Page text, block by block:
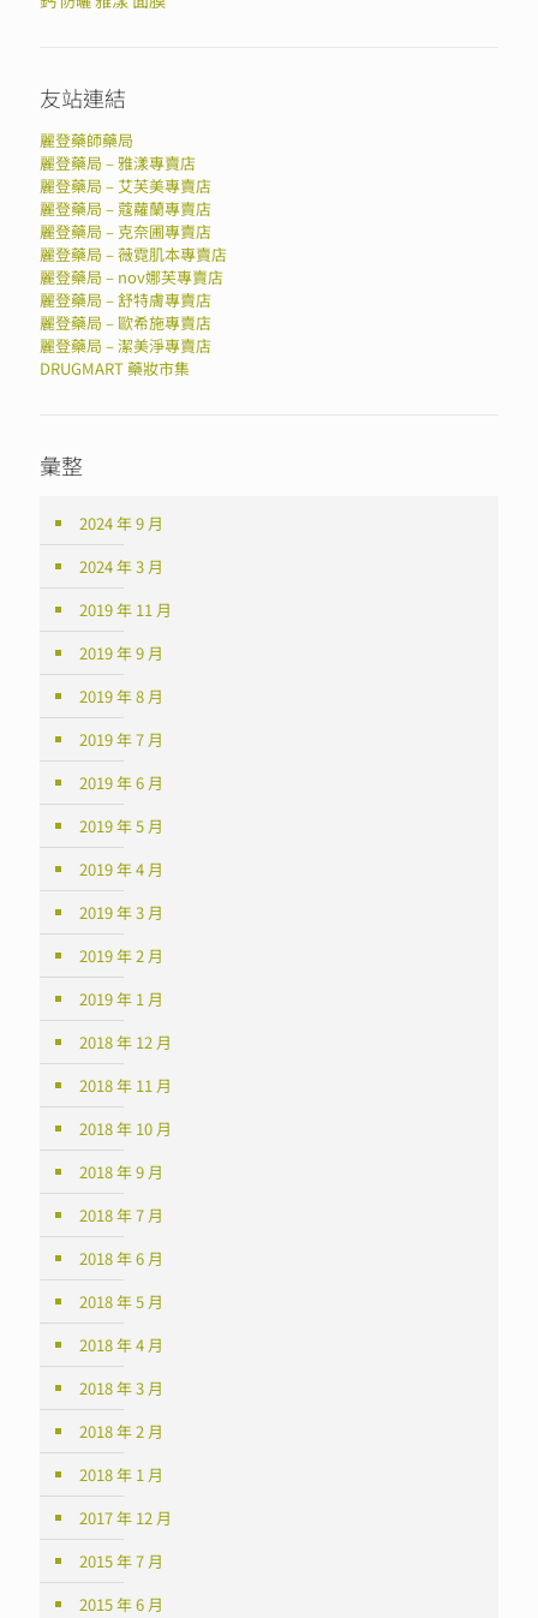
友站連結
麗登藥師藥局
麗登藥局 – 雅漾專賣店
麗登藥局 – 艾芙美專賣店
麗登藥局 – 蔻蘿蘭專賣店
麗登藥局 – 克奈圃專賣店
麗登藥局 – 薇霓肌本專賣店
麗登藥局 – nov娜芙專賣店
麗登藥局 – 舒特膚專賣店
麗登藥局 – 歐希施專賣店
麗登藥局 – 潔美淨專賣店
DRUGMART 藥妝市集
彙整
2024 年 9 月
2024 年 3 月
2019 年 11 月
2019 年 9 月
2019 年 8 月
2019 年 7 月
2019 年 6 月
2019 年 5 月
2019 年 4 月
2019 年 3 月
2019 年 2 月
2019 年 1 月
2018 年 12 月
2018 年 11 月
2018 年 10 月
2018 年 9 月
2018 年 7 月
2018 年 6 月
2018 年 5 月
2018 年 4 月
2018 年 3 月
2018 年 2 月
2018 年 1 月
2017 年 12 月
2015 年 7 月
2015 年 6 月